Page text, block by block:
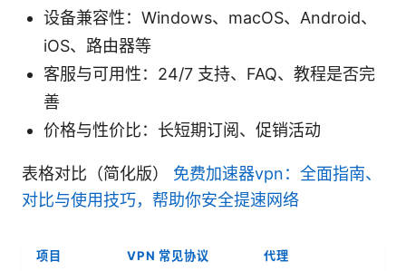
设备兼容性：Windows、macOS、Android、
iOS、路由器等
客服与可用性：24/7 支持、FAQ、教程是否完
善
价格与性价比：长短期订阅、促销活动
表格对比（简化版） 免费加速器vpn：全面指南、
对比与使用技巧，帮助你安全提速网络
项目 VPN 常见协议 代理